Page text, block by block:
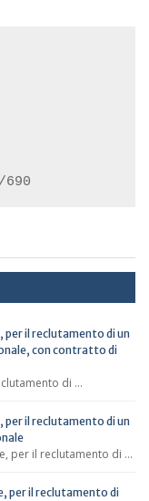
per il reclutamento di un
con contratto di
di …
per il reclutamento di un
per il reclutamento di …
per il reclutamento di